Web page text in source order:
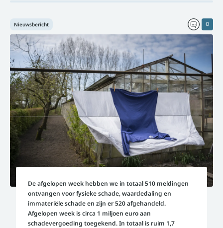
0
Nieuwsbericht
De afgelopen week hebben we in totaal 510 meldingen
ontvangen voor fysieke schade, waardedaling en
immateriële schade en zijn er 520 afgehandeld.
Afgelopen week is circa 1 miljoen euro aan
schadevergoeding toegekend. In totaal is ruim 1,7